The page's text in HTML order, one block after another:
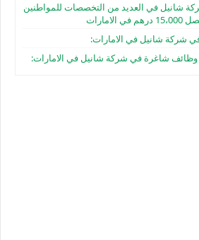
شانيل في العديد من التخصصات للمواطنين
شركة شانيل في الامارات:
وظائف شاغرة في شركة شانيل في الامارات: